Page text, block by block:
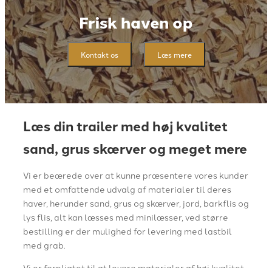
Frisk haven op
Kontakt os Læs mere
Læs din trailer med høj kvalitet
sand, grus skærver og meget mere
Vi er beærede over at kunne præsentere vores kunder
med et omfattende udvalg af materialer til deres
haver, herunder sand, grus og skærver, jord, barkflis og
lys flis, alt kan læsses med minilæsser, ved større
bestilling er der mulighed for levering med lastbil
med grab.